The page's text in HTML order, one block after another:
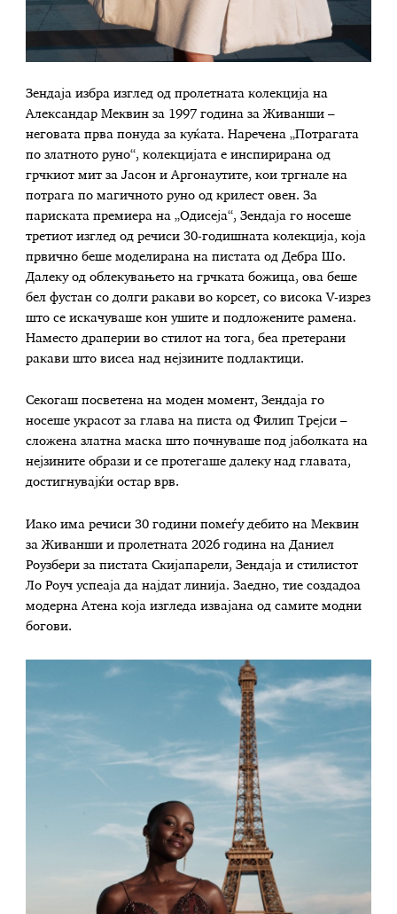
Зендаја избра изглед од пролетната колекција на
Александар Меквин за 1997 година за Живанши –
неговата прва понуда за куќата. Наречена „Потрагата
по златното руно“, колекцијата е инспирирана од
грчкиот мит за Јасон и Аргонаутите, кои тргнале на
потрага по магичното руно од крилест овен. За
париската премиера на „Одисеја“, Зендаја го носеше
третиот изглед од речиси 30-годишната колекција, која
првично беше моделирана на пистата од Дебра Шо.
Далеку од облекувањето на грчката божица, ова беше
бел фустан со долги ракави во корсет, со висока V-изрез
што се искачуваше кон ушите и подложените рамена.
Наместо драперии во стилот на тога, беа претерани
ракави што висеа над нејзините подлактици.
Секогаш посветена на моден момент, Зендаја го
носеше украсот за глава на писта од Филип Трејси –
сложена златна маска што почнуваше под јаболката на
нејзините образи и се протегаше далеку над главата,
достигнувајќи остар врв.
Иако има речиси 30 години помеѓу дебито на Меквин
за Живанши и пролетната 2026 година на Даниел
Роузбери за пистата Скијапарели, Зендаја и стилистот
Ло Роуч успеаја да најдат линија. Заедно, тие создадоа
модерна Атена која изгледа извајана од самите модни
богови.